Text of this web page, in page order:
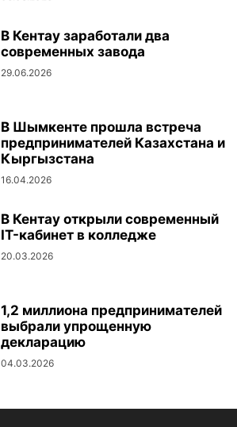
В Кентау заработали два
современных завода
29.06.2026
В Шымкенте прошла встреча
предпринимателей Казахстана и
Кыргызстана
16.04.2026
В Кентау открыли современный
IT-кабинет в колледже
20.03.2026
1,2 миллиона предпринимателей
выбрали упрощенную
декларацию
04.03.2026